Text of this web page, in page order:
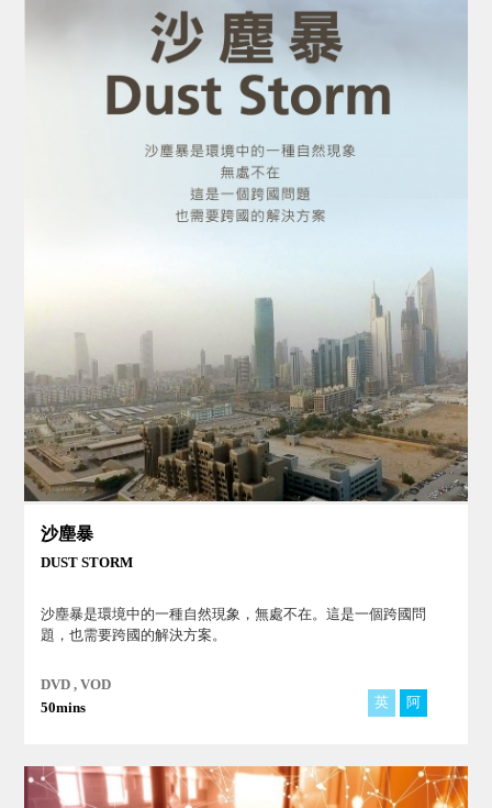
沙塵暴
DUST STORM
沙塵暴是環境中的一種自然現象，無處不在。這是一個跨國問
題，也需要跨國的解決方案。
DVD , VOD
50mins
英 阿